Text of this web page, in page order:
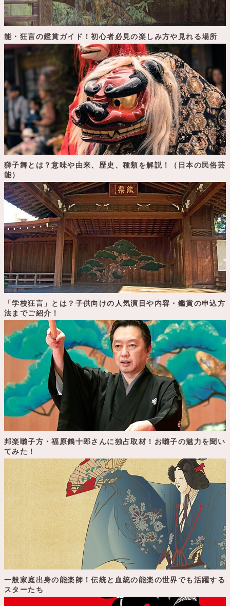
能・狂言の鑑賞ガイド！初心者必見の楽しみ方や見れる場所
獅子舞とは？意味や由来、歴史、種類を解説！（日本の民俗芸
能）
「学校狂言」とは？子供向けの人気演目や内容・鑑賞の申込方
法までご紹介！
邦楽囃子方・福原鶴十郎さんに独占取材！お囃子の魅力を聞い
てみた！
一般家庭出身の能楽師！伝統と血統の能楽の世界でも活躍する
スターたち